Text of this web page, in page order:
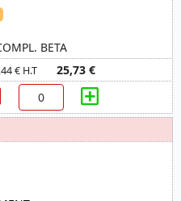
BETA
€ H.T 25,73 €